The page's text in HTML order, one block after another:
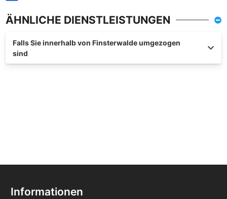
ÄHNLICHE DIENSTLEISTUNGEN
Falls Sie innerhalb von Finsterwalde umgezogen
sind
Informationen